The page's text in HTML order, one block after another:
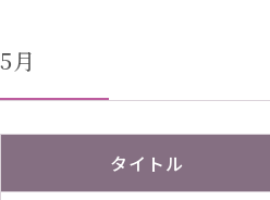
5月
タイトル